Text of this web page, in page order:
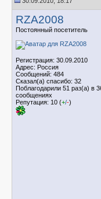
RZA2008
Постоянный посетитель
Регистрация: 30.09.2010
Адрес: Россия
Сообщений: 484
Сказал(а) спасибо: 32
Поблагодарили 51 раз(а) в
сообщениях
Репутация: 10 (+/-)